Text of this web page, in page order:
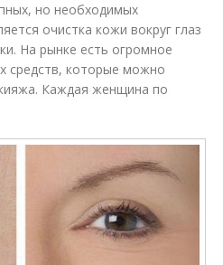
но необходимых
очистка кожи вокруг глаз
На рынке есть огромное
средств, которые можно
Каждая женщина по